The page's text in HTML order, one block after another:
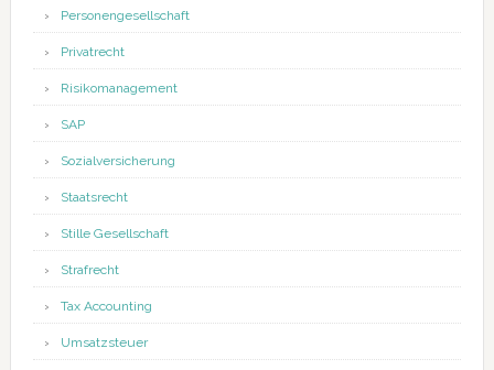
Personengesellschaft
Privatrecht
Risikomanagement
SAP
Sozialversicherung
Staatsrecht
Stille Gesellschaft
Strafrecht
Tax Accounting
Umsatzsteuer